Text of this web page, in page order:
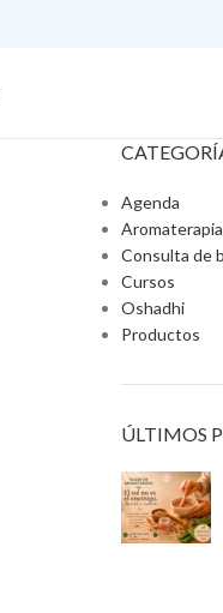
Agenda
Aromaterapia
Consulta de
Cursos
Oshadhi
Productos
ÚLTIMOS